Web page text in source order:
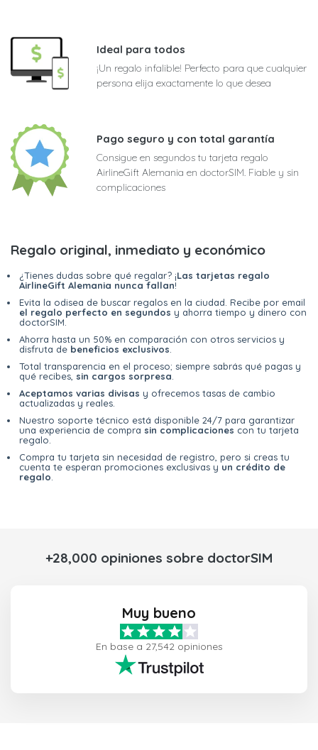
Ideal para todos
¡Un regalo infalible! Perfecto para que cualquier
persona elija exactamente lo que desea
Pago seguro y con total garantía
Consigue en segundos tu tarjeta regalo
AirlineGift Alemania en doctorSIM. Fiable y sin
complicaciones
Regalo original, inmediato y económico
¿Tienes dudas sobre qué regalar? ¡Las tarjetas regalo
AirlineGift Alemania nunca fallan!
Evita la odisea de buscar regalos en la ciudad. Recibe por email
el regalo perfecto en segundos y ahorra tiempo y dinero con
doctorSIM.
Ahorra hasta un 50% en comparación con otros servicios y
disfruta de beneficios exclusivos.
Total transparencia en el proceso; siempre sabrás qué pagas y
qué recibes, sin cargos sorpresa.
Aceptamos varias divisas y ofrecemos tasas de cambio
actualizadas y reales.
Nuestro soporte técnico está disponible 24/7 para garantizar
una experiencia de compra sin complicaciones con tu tarjeta
regalo.
Compra tu tarjeta sin necesidad de registro, pero si creas tu
cuenta te esperan promociones exclusivas y un crédito de
regalo.
+28,000 opiniones sobre doctorSIM
Muy bueno
En base a 27,542 opiniones